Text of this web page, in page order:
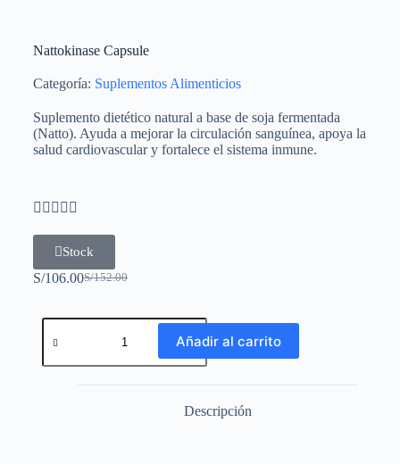
Nattokinase Capsule
Categoría: Suplementos Alimenticios
Suplemento dietético natural a base de soja fermentada
(Natto). Ayuda a mejorar la circulación sanguínea, apoya la
salud cardiovascular y fortalece el sistema inmune.
    
Stock
S/152.00
S/106.00
Añadir al carrito
Descripción